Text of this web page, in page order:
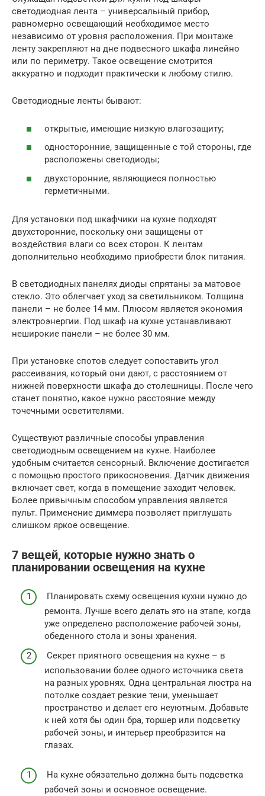
светодиодная лента – универсальный прибор,
равномерно освещающий необходимое место
независимо от уровня расположения. При монтаже
ленту закрепляют на дне подвесного шкафа линейно
или по периметру. Такое освещение смотрится
аккуратно и подходит практически к любому стилю.
Светодиодные ленты бывают:
открытые, имеющие низкую влагозащиту;
односторонние, защищенные с той стороны, где
расположены светодиоды;
двухсторонние, являющиеся полностью
герметичными.
Для установки под шкафчики на кухне подходят
двухсторонние, поскольку они защищены от
воздействия влаги со всех сторон. К лентам
дополнительно необходимо приобрести блок питания.
В светодиодных панелях диоды спрятаны за матовое
стекло. Это облегчает уход за светильником. Толщина
панели – не более 14 мм. Плюсом является экономия
электроэнергии. Под шкаф на кухне устанавливают
неширокие панели – не более 30 мм.
При установке спотов следует сопоставить угол
рассеивания, который они дают, с расстоянием от
нижней поверхности шкафа до столешницы. После чего
станет понятно, какое нужно расстояние между
точечными осветителями.
Существуют различные способы управления
светодиодным освещением на кухне. Наиболее
удобным считается сенсорный. Включение достигается
с помощью простого прикосновения. Датчик движения
включает свет, когда в помещение заходит человек.
Более привычным способом управления является
пульт. Применение диммера позволяет приглушать
слишком яркое освещение.
7 вещей, которые нужно знать о
планировании освещения на кухне
Планировать схему освещения кухни нужно до
ремонта. Лучше всего делать это на этапе, когда
уже определено расположение рабочей зоны,
обеденного стола и зоны хранения.
Секрет приятного освещения на кухне – в
использовании более одного источника света
на разных уровнях. Одна центральная люстра на
потолке создает резкие тени, уменьшает
пространство и делает его неуютным. Добавьте
к ней хотя бы один бра, торшер или подсветку
рабочей зоны, и интерьер преобразится на
глазах.
На кухне обязательно должна быть подсветка
рабочей зоны и основное освещение.